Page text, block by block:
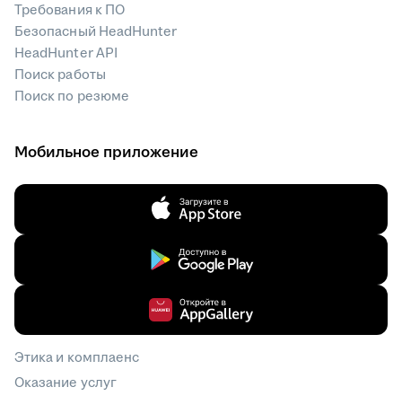
Требования к ПО
Безопасный HeadHunter
HeadHunter API
Поиск работы
Поиск по резюме
Мобильное приложение
Этика и комплаенс
Оказание услуг